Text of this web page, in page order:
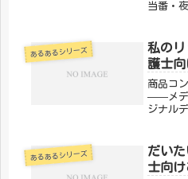
当番・
てご紹
あるあるシリーズ
私の
護士
商品コ
——メデ
ジナル
はもち
です。
が手...
あるあるシリーズ
だい
士向